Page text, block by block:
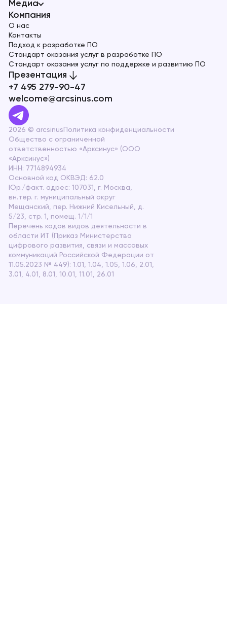
Медиа
Компания
О нас
Контакты
Подход к разработке ПО
Стандарт оказания услуг в разработке ПО
Стандарт оказания услуг по поддержке и развитию ПО
Презентация
+7 495 279-90-47
welcome@arcsinus.com
2026 © arcsinus Политика конфиденциальности
Общество с ограниченной
ответственностью «Арксинус» (ООО
«Арксинус»)
ИНН: 7714894934
Основной код ОКВЭД: 62.0
Юр./факт. адрес: 107031, г. Москва,
вн.тер. г. муниципальный округ
Мещанский, пер. Нижний Кисельный, д.
5/23, стр. 1, помещ. 1/1/1
Перечень кодов видов деятельности в
области ИТ (Приказ Министерства
цифрового развития, связи и массовых
коммуникаций Российской Федерации от
11.05.2023 № 449): 1.01, 1.04, 1.05, 1.06, 2.01,
3.01, 4.01, 8.01, 10.01, 11.01, 26.01